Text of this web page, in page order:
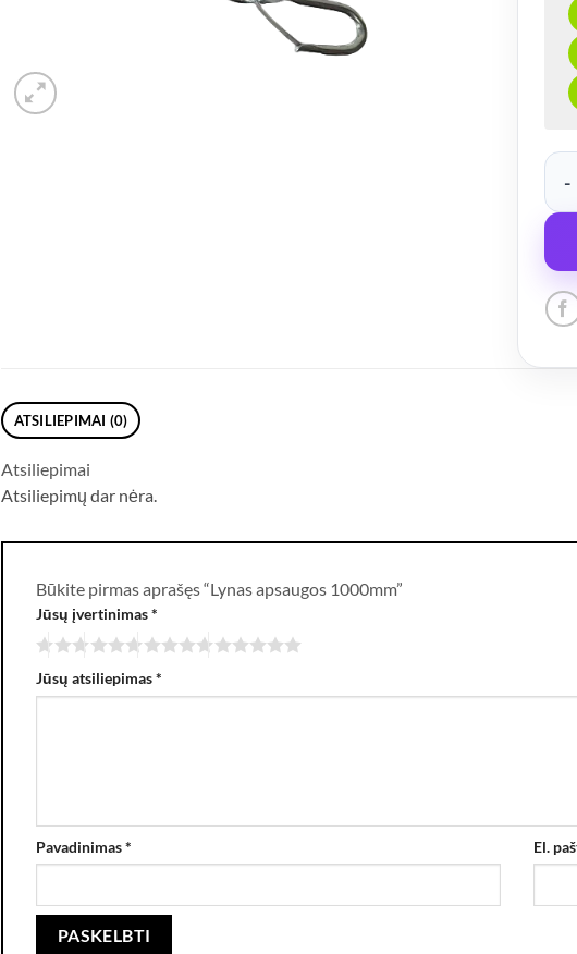
ATSILIEPIMAI (0)
Atsiliepimai
Atsiliepimų dar nėra.
Būkite pirmas aprašęs “Lynas apsaugos 1000mm”
Jūsų įvertinimas*
Jūsų atsiliepimas*
Pavadinimas* El.